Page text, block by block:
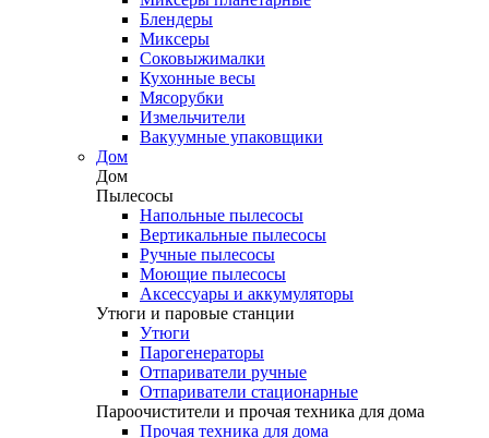
Блендеры
Миксеры
Соковыжималки
Кухонные весы
Мясорубки
Измельчители
Вакуумные упаковщики
Дом
Дом
Пылесосы
Напольные пылесосы
Вертикальные пылесосы
Ручные пылесосы
Моющие пылесосы
Аксессуары и аккумуляторы
Утюги и паровые станции
Утюги
Парогенераторы
Отпариватели ручные
Отпариватели стационарные
Пароочистители и прочая техника для дома
Прочая техника для дома